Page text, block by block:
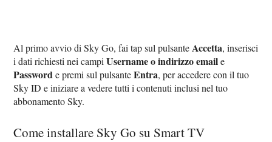
Al primo avvio di Sky Go, fai tap sul pulsanteAccetta, inserisci
i dati richiesti nei campiUsername o indirizzo emaile
Passworde premi sul pulsanteEntra, per accedere con il tuo
Sky ID e iniziare a vedere tutti i contenuti inclusi nel tuo
abbonamento Sky.
Come installare Sky Go su Smart TV